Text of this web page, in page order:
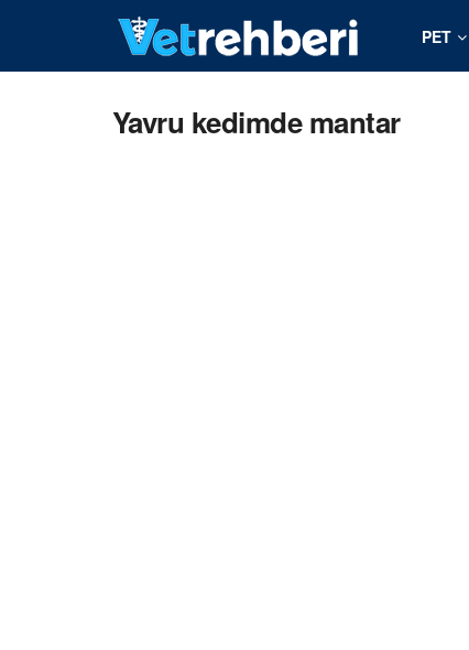
PET
Yavru kedimde mantar